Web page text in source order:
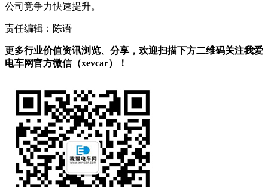
公司竞争力快速提升。
责任编辑：陈语
更多行业价值资讯浏览、分享，欢迎扫描下方二维码关注我爱
电车网官方微信（xevcar）！